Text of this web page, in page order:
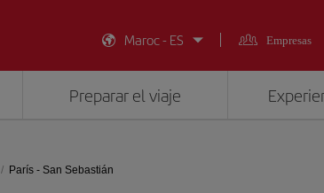
Maroc - ES
Empresas
Preparar el viaje
París - San Sebastián